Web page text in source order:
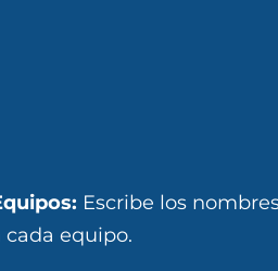
Escribe los
equipo.